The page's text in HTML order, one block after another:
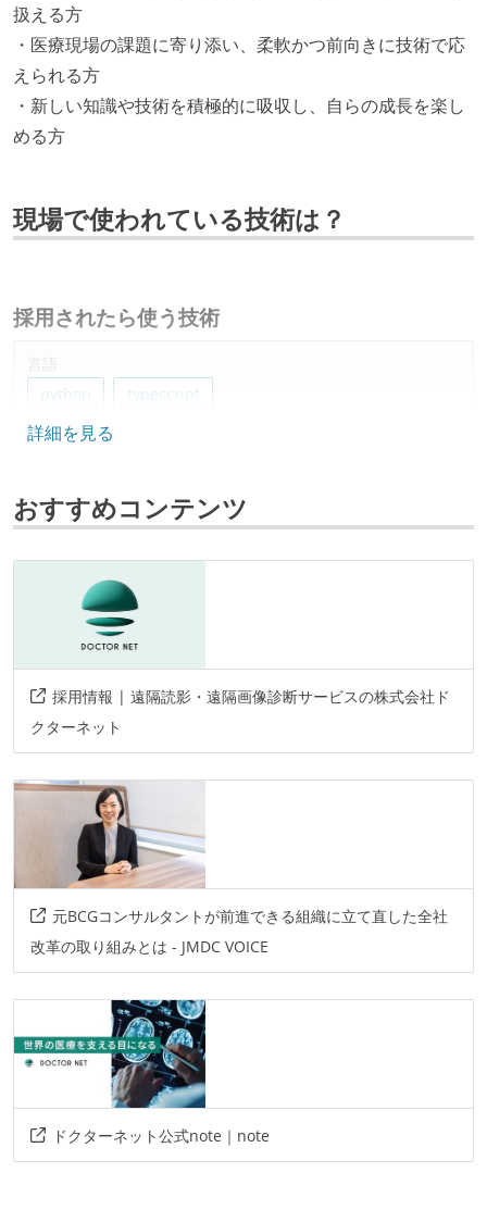
扱える方
・医療現場の課題に寄り添い、柔軟かつ前向きに技術で応
えられる方
・新しい知識や技術を積極的に吸収し、自らの成長を楽し
める方
現場で使われている技術は？
採用されたら使う技術
言語
python
typescript
フレームワーク
データベース
mysql
ソースコード管理
プロジェクト管理
github
情報共有ツール
python3
aws figma
詳細を見る
おすすめコンテンツ
採用情報 | 遠隔読影・遠隔画像診断サービスの株式会社ド
クターネット
元BCGコンサルタントが前進できる組織に立て直した全社
改革の取り組みとは - JMDC VOICE
ドクターネット公式note｜note